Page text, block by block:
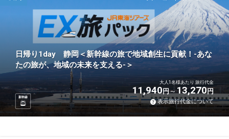
日帰り1day 静岡＜新幹線の旅で地域創生に貢献！-あな
たの旅が、地域の未来を支える-＞
新幹線
大人1名様あたり 旅行代金
11,940円 13,270円
表示旅行代金について